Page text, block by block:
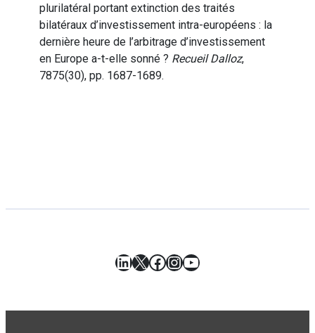
plurilatéral portant extinction des traités
bilatéraux d’investissement intra-européens : la
dernière heure de l’arbitrage d’investissement
en Europe a-t-elle sonné ? Recueil Dalloz,
7875(30), pp. 1687-1689.
LinkedIn
X Facebook
Instagram
YouTube